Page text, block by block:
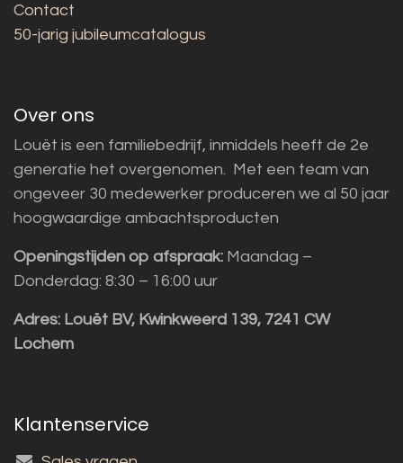
Contact
50-jarig jubileumcatalogus
Over ons
Louët is een familiebedrijf, inmiddels heeft de 2e
generatie het overgenomen. Met een team van
ongeveer 30 medewerker produceren we al 50 jaar
hoogwaardige ambachtsproducten
Openingstijden op afspraak: Maandag –
Donderdag: 8:30 – 16:00 uur
Adres: Louët BV, Kwinkweerd 139, 7241 CW
Lochem
Klantenservice